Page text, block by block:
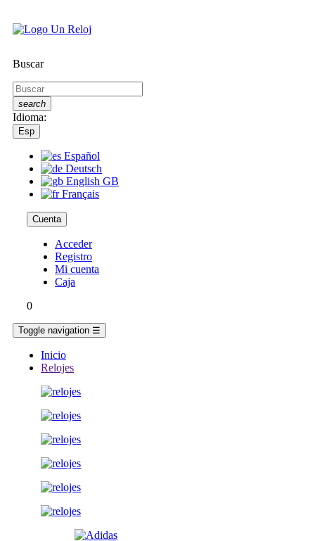
Buscar
search
Idioma:
Esp
Español
Deutsch
English GB
Français
Cuenta
Acceder
Registro
Mi cuenta
Caja
0
Toggle navigation ☰
Inicio
Relojes